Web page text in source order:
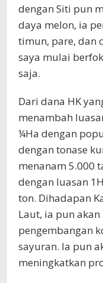
dengan Siti pun
daya melon, ia
timun, pare, dan
saya mulai
saja.
Dari dana HK
menambah
¼Ha dengan
dengan tonase
menanam 5.000
dengan luasan
ton. Dihadapan
Laut, ia pun
pengembangan
sayuran. Ia pun
meningkatkan